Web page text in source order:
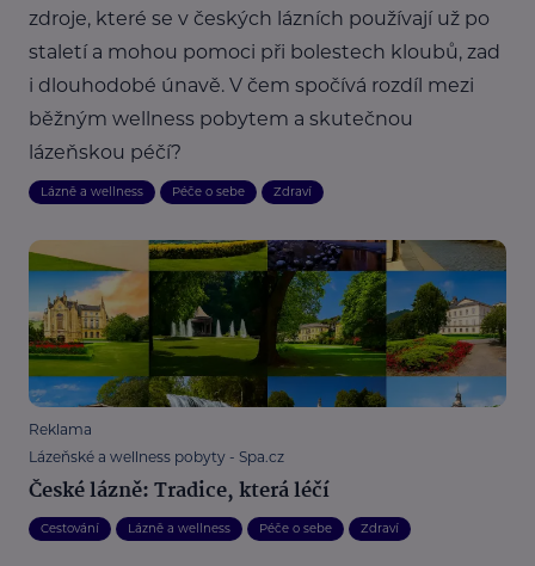
zdroje, které se v českých lázních používají už po
staletí a mohou pomoci při bolestech kloubů, zad
i dlouhodobé únavě. V čem spočívá rozdíl mezi
běžným wellness pobytem a skutečnou
lázeňskou péčí?
Lázně a wellness Péče o sebe Zdraví
Reklama
Lázeňské a wellness pobyty - Spa.cz
České lázně: Tradice, která léčí
Cestování Lázně a wellness Péče o sebe Zdraví